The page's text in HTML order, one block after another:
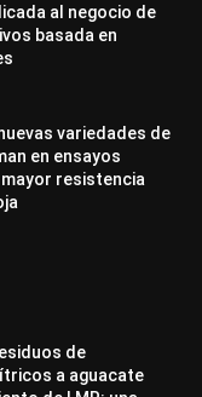
al negocio de
basada en
variedades de
en ensayos
resistencia
de
a aguacate